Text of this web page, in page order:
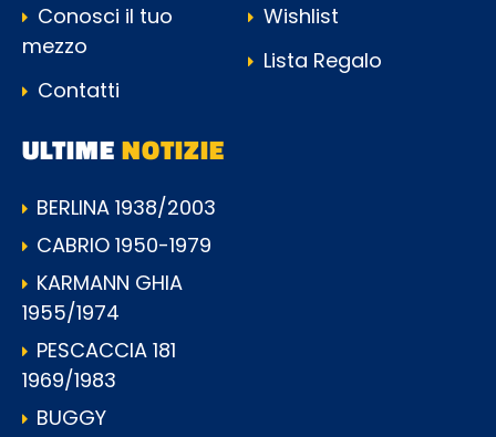
Conosci il tuo
mezzo
Contatti
Wishlist
Lista Regalo
ULTIMENOTIZIE
BERLINA 1938/2003
CABRIO 1950-1979
KARMANN GHIA
1955/1974
PESCACCIA 181
1969/1983
BUGGY